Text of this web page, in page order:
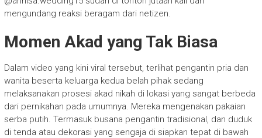
mengundang reaksi beragam dari netizen.
Momen Akad yang Tak Biasa
Dalam video yang kini viral tersebut, terlihat pengantin pria dan
wanita beserta keluarga kedua belah pihak sedang
melaksanakan prosesi akad nikah di lokasi yang sangat berbeda
dari pernikahan pada umumnya. Mereka mengenakan pakaian
serba putih. Termasuk busana pengantin tradisional, dan duduk
di tenda atau dekorasi yang sengaja di siapkan tepat di bawah